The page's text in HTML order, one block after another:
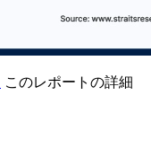
このレポートの詳細